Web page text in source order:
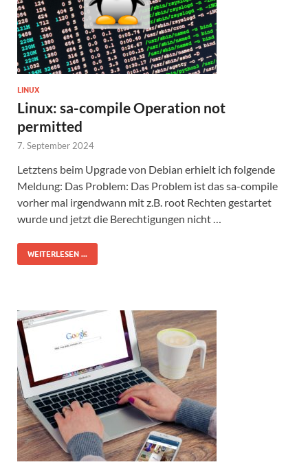
LINUX
Linux: sa-compile Operation not
permitted
7. September 2024
Letztens beim Upgrade von Debian erhielt ich folgende
Meldung: Das Problem: Das Problem ist das sa-compile
vorher mal irgendwann mit z.B. root Rechten gestartet
wurde und jetzt die Berechtigungen nicht …
WEITERLESEN ...